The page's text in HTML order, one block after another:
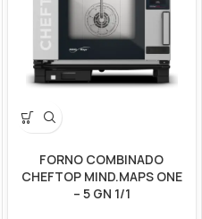
FORNO COMBINADO
CHEFTOP MIND.MAPS ONE
– 5 GN 1/1